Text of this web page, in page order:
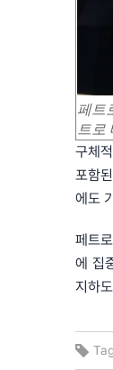
페트
트로
구체
포함
에도
페트
에 집
지하